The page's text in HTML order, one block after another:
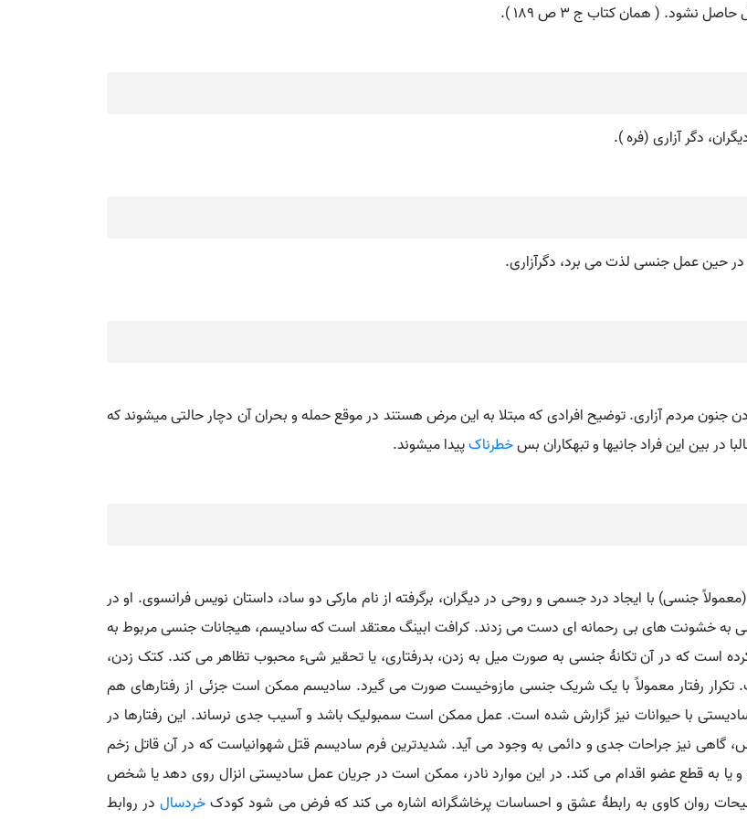
نشود. ( همان کتاب ج 3 ص 189 ).
در حین عمل جنسی لذت می برد، دگرآزاری.
با بیرحمی و شقاوت. ۲ - جنون اذیت کردن جنون مردم آزاری. توضیح افرادی که مبتلا به این مرض هستند در موقع حمله و بحران آن دچار حالتی میشوند که
در بین این فراد جانیها و تبهکاران بسخطرناکپیدا میشوند.
جنسی) با ایجاد درد جسمی و روحی در دیگران، برگرفته از نام مارکی دو ساد، داستان نویس فرانسوی. او در
خشونت های بی رحمانه ای دست می زدند. کرافت ابینگ معتقد است که سادیسم، هیجانات جنسی مربوط به
است که در آن تکانۀ جنسی به صورت میل به زدن، بدرفتاری، یا تحقیر شیء محبوب تظاهر می کند. کتک زدن،
رفتار معمولاً با یک شریک جنسی مازوخیست صورت می گیرد. سادیسم ممکن است جزئی از رفتارهای هم
با حیوانات نیز گزارش شده است. عمل ممکن است سمبولیک باشد و آسیب جدی نرساند. این رفتارها در
گاهی نیز جراحات جدی و دائمی به وجود می آید. شدیدترین فرم سادیسم قتل شهوانیاست که در آن قاتل زخم
و یا به قطع عضو اقدام می کند. در این موارد نادر، ممکن است در جریان عمل سادیستی انزال روی دهد یا شخص
روان کاوی به رابطۀ عشق و احساسات پرخاشگرانه اشاره می کند که فرض می شود کودکخردسالدر روابط